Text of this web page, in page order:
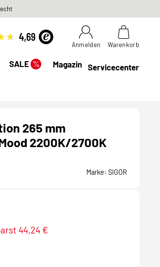
Anmelden Warenkorb
SALE% Magazin Servicecenter
265 mm
2200K/2700K
Marke: SIGOR
44,24 €